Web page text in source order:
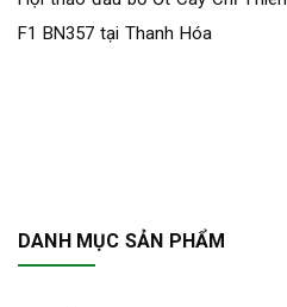
F1 BN357 tại Thanh Hóa
DANH MỤC SẢN PHẨM